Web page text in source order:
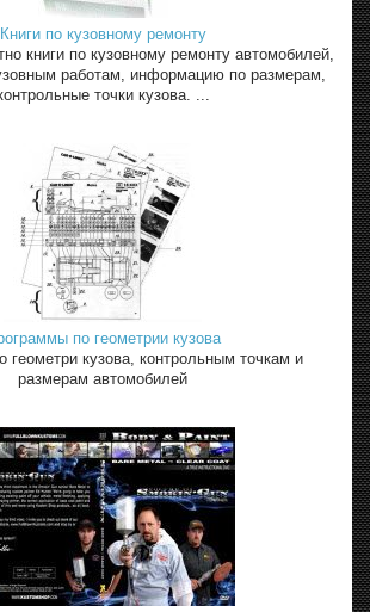
Книги по кузовному ремонту
книги по кузовному ремонту автомобилей,
работам, информацию по размерам,
точки кузова. ...
по геометрии кузова
геометри кузова, контрольным точкам и
размерам автомобилей